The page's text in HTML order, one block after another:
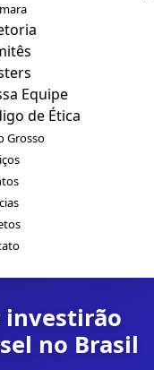
Equipe
de Ética
Grosso
investirão
no Brasil